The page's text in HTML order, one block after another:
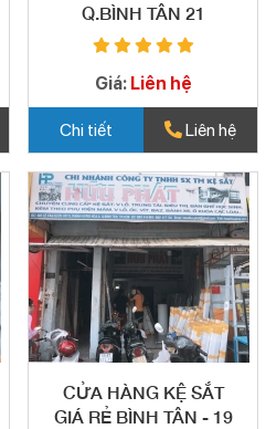
Q.BÌNH TÂN 21
Giá: Liên hệ
Chi tiết Liên hệ
CỬA HÀNG KỆ SẮT
GIÁ RẺ BÌNH TÂN - 19